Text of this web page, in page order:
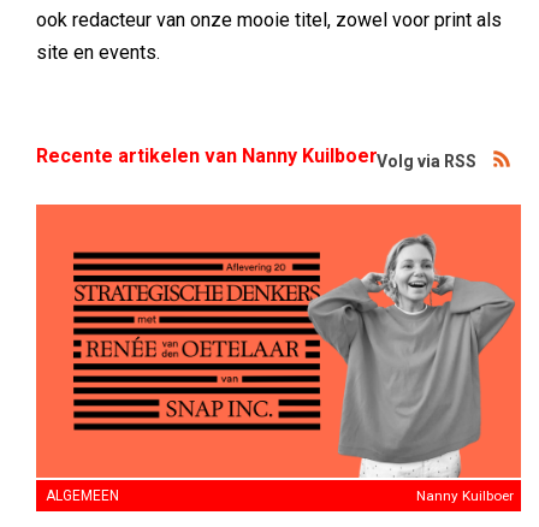
ook redacteur van onze mooie titel, zowel voor print als
site en events.
Recente artikelen van Nanny KuilboerVolg via RSS
ALGEMEEN Nanny Kuilboer